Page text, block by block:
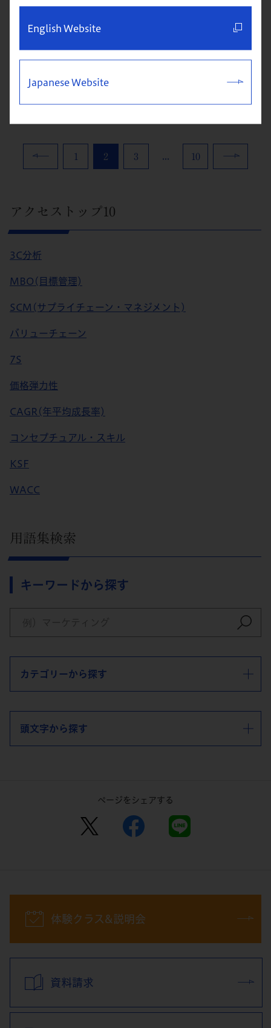
English Website
Japanese Website
用語集検索
キーワードから探す
カテゴリーから探す
頭文字から探す
のことである。 ARは現実の世界の上にCGで作ら
れた情報を付加するものであり、表示されている
い。VRはすべ...
1 2 3 10
アクセストップ10
3C分析
MBO(目標管理)
SCM(サプライチェーン・マネジメント)
バリューチェーン
7S
価格弾力性
CAGR(年平均成長率)
コンセプチュアル・スキル
KSF
WACC
ページをシェアする
体験クラス&説明会
資料請求